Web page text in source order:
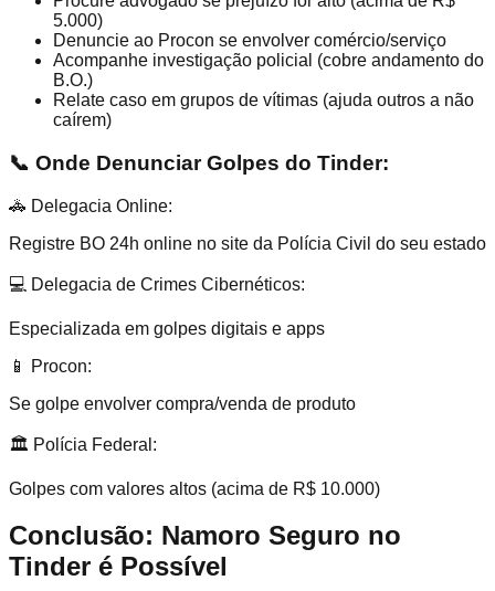
5.000)
Denuncie ao Procon se envolver comércio/serviço
Acompanhe investigação policial (cobre andamento do
B.O.)
Relate caso em grupos de vítimas (ajuda outros a não
caírem)
📞 Onde Denunciar Golpes do Tinder:
🚓 Delegacia Online:
Registre BO 24h online no site da Polícia Civil do seu estado
💻 Delegacia de Crimes Cibernéticos:
Especializada em golpes digitais e apps
📱 Procon:
Se golpe envolver compra/venda de produto
🏛️ Polícia Federal:
Golpes com valores altos (acima de R$ 10.000)
Conclusão: Namoro Seguro no
Tinder é Possível